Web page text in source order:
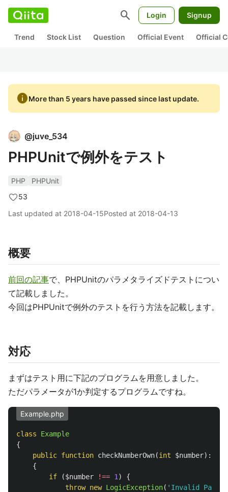
search Login Signup
Trend Stock List Question Official Event Official
infoMore than 5 years have passed since last update.
@juve_534
PHPUnitで例外をテスト
PHP
PHPUnit
53
Last updated at 2018-04-15Posted at 2018-04-13
概要
前回の記事で、PHPUnitのパラメタライズドテストについ
て記載しました。
今回はPHPUnitで例外のテストを行う方法を記載します。
対応
まずはテスト用に下記のプログラムを用意しました。
ただパラメータが1か判定するプログラムですね。
Example.php
class
Example
{
public function checkNumberOwn(int $number):
{
if
($number !== 1 )
{
throw new LogicException( 'Invalid